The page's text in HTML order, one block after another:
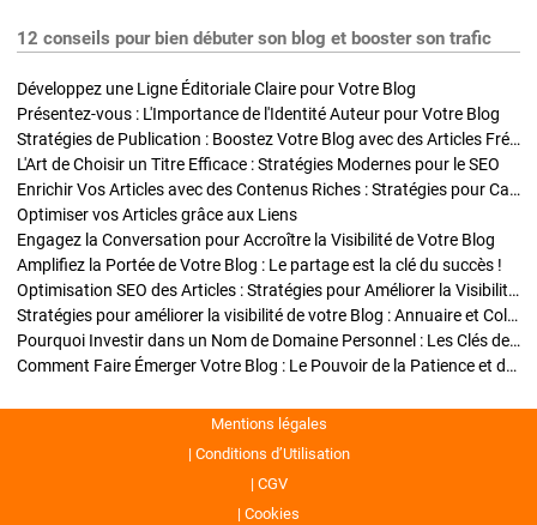
12 conseils pour bien débuter son blog et booster son trafic
Développez une Ligne Éditoriale Claire pour Votre Blog
Présentez-vous : L'Importance de l'Identité Auteur pour Votre Blog
Stratégies de Publication : Boostez Votre Blog avec des Articles Fréquents et Exclusifs
L'Art de Choisir un Titre Efficace : Stratégies Modernes pour le SEO
Enrichir Vos Articles avec des Contenus Riches : Stratégies pour Captiver et Optimiser
Optimiser vos Articles grâce aux Liens
Engagez la Conversation pour Accroître la Visibilité de Votre Blog
Amplifiez la Portée de Votre Blog : Le partage est la clé du succès !
Optimisation SEO des Articles : Stratégies pour Améliorer la Visibilité de Votre Blog
Stratégies pour améliorer la visibilité de votre Blog : Annuaire et Collaborations
Pourquoi Investir dans un Nom de Domaine Personnel : Les Clés de la Réussite de Votre Blog
Comment Faire Émerger Votre Blog : Le Pouvoir de la Patience et de la Persévérance
Mentions légales
Conditions d’Utilisation
CGV
Cookies